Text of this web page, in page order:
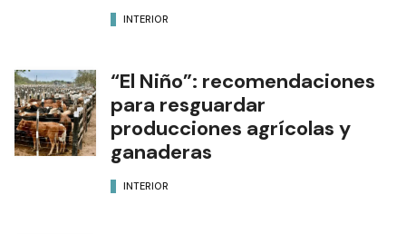
INTERIOR
“El Niño”: recomendaciones
para resguardar
producciones agrícolas y
ganaderas
INTERIOR